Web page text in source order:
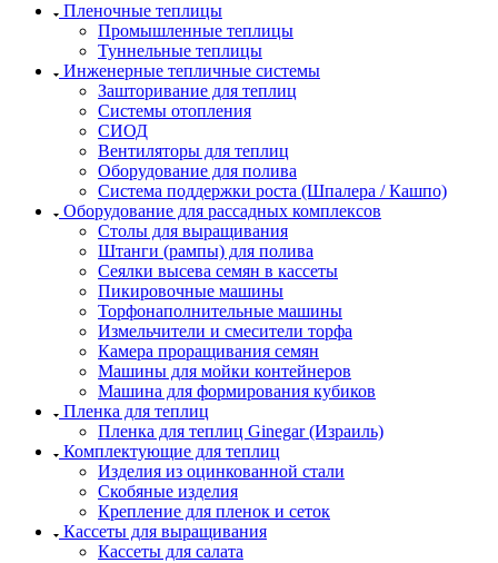
Пленочные теплицы
Промышленные теплицы
Туннельные теплицы
Инженерные тепличные системы
Зашторивание для теплиц
Системы отопления
СИОД
Вентиляторы для теплиц
Оборудование для полива
Система поддержки роста (Шпалера / Кашпо)
Оборудование для рассадных комплексов
Столы для выращивания
Штанги (рампы) для полива
Сеялки высева семян в кассеты
Пикировочные машины
Торфонаполнительные машины
Измельчители и смесители торфа
Камера проращивания семян
Машины для мойки контейнеров
Машина для формирования кубиков
Пленка для теплиц
Пленка для теплиц Ginegar (Израиль)
Комплектующие для теплиц
Изделия из оцинкованной стали
Скобяные изделия
Крепление для пленок и сеток
Кассеты для выращивания
Кассеты для салата